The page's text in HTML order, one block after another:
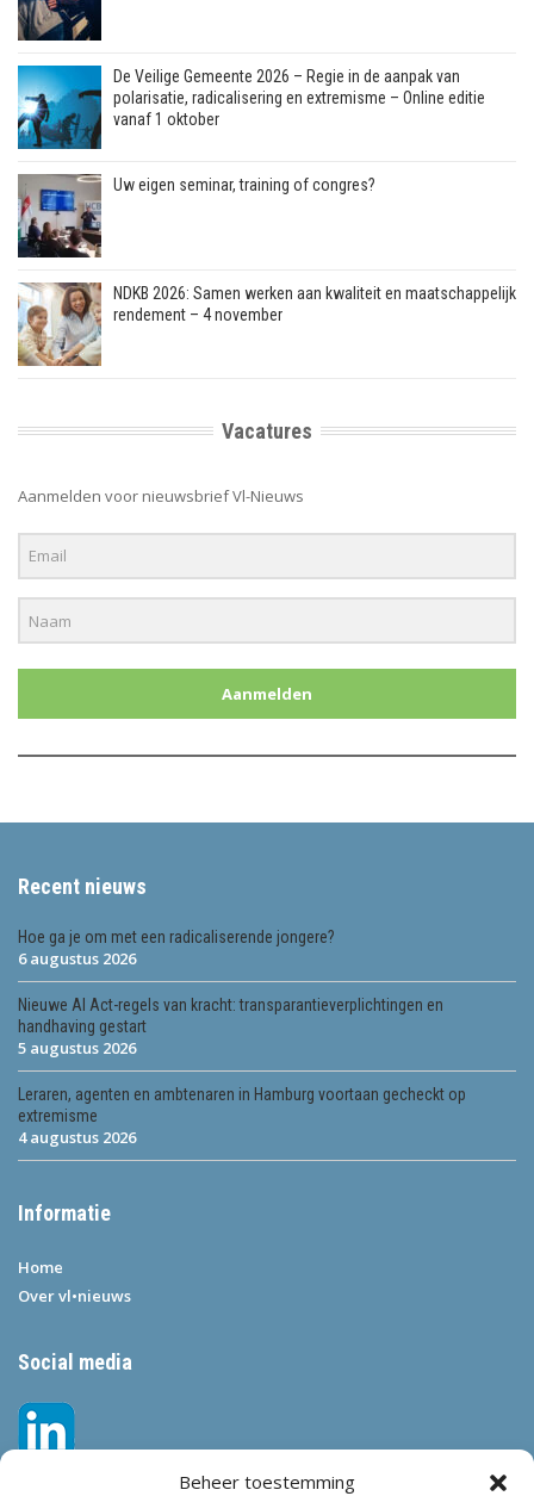
Beheer toestemming
De Veilige Gemeente 2026 – Regie in de aanpak van
polarisatie, radicalisering en extremisme – Online editie
vanaf 1 oktober
Uw eigen seminar, training of congres?
NDKB 2026: Samen werken aan kwaliteit en maatschappelijk
rendement – 4 november
Vacatures
Aanmelden voor nieuwsbrief Vl-Nieuws
Aanmelden
Recent nieuws
Hoe ga je om met een radicaliserende jongere?
6 augustus 2026
Nieuwe AI Act-regels van kracht: transparantieverplichtingen en
handhaving gestart
5 augustus 2026
Leraren, agenten en ambtenaren in Hamburg voortaan gecheckt op
extremisme
4 augustus 2026
Informatie
Home
Over vl•nieuws
Social media